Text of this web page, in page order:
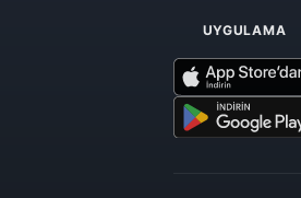
UYGULAMA